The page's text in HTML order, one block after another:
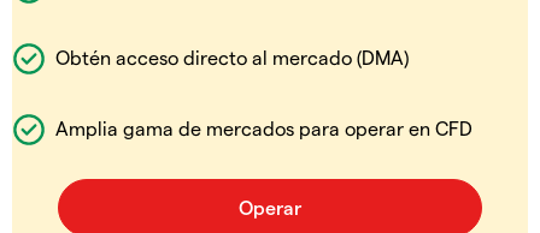
Obtén acceso directo al mercado (DMA)
Amplia gama de mercados para operar en CFD